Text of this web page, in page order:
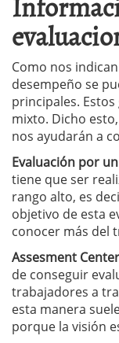
Como nos
desempeño se
principales.
mixto. Dicho
nos ayudarán a
Evaluación por
tiene que ser
rango alto, es
objetivo de esta
conocer más del
Assesment Center
de conseguir
trabajadores a
esta manera
porque la visión